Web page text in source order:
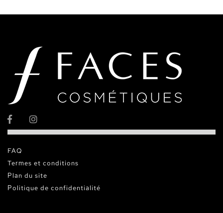
FAQ
Termes et conditions
Plan du site
Politique de confidentialité